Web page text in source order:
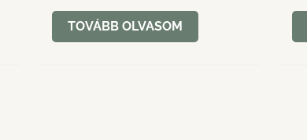
TOVÁBB OLVASOM